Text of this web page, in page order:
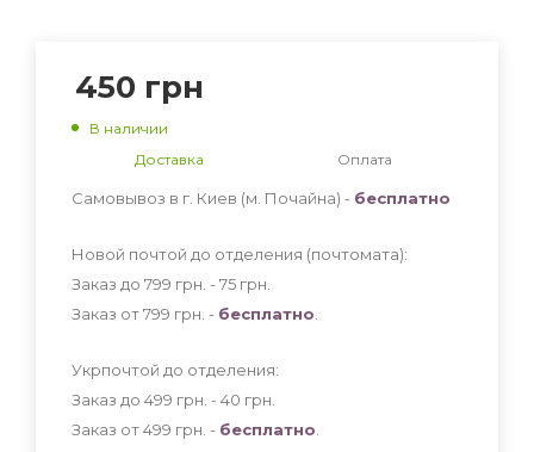
450 грн
В наличии
Доставка
Оплата
Самовывоз в г. Киев (м. Почайна) - бесплатно
Новой почтой до отделения (почтомата):
Заказ до 799 грн. - 75 грн
Заказ от 799 грн. - бесплатно
Укрпочтой до отделения:
Заказ до 499 грн. - 40 грн
Заказ от 499 грн. - бесплатно